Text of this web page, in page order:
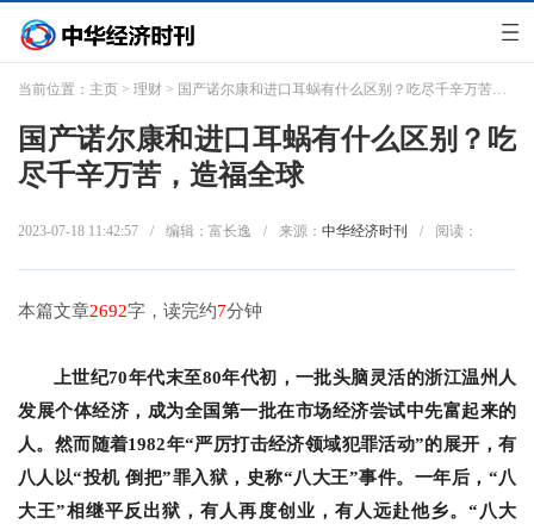
当前位置： 主页 > 理财 > 国产诺尔康和进口耳蜗有什么区别？吃尽千辛万苦，造福全球
国产诺尔康和进口耳蜗有什么区别？吃
尽千辛万苦，造福全球
2023-07-18 11:42:57 / 编辑：富长逸 / 来源： 中华经济时刊 / 阅读：
本篇文章2692字，读完约7分钟
上世纪70年代末至80年代初，一批头脑灵活的浙江温州人
发展个体经济，成为全国第一批在市场经济尝试中先富起来的
人。然而随着1982年“严厉打击经济领域犯罪活动”的展开，有
八人以“投机 倒把”罪入狱，史称“八大王”事件。一年后，“八
大王”相继平反出狱，有人再度创业，有人远赴他乡。“八大